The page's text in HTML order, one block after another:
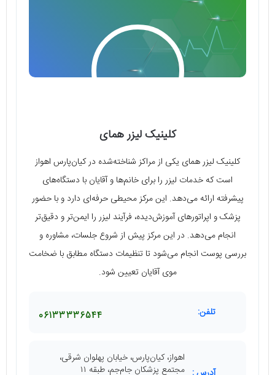
کلینیک لیزر همای
کلینیک لیزر همای یکی از مراکز شناخته‌شده در کیان‌پارس اهواز
است که خدمات لیزر را برای خانم‌ها و آقایان با دستگاه‌های
پیشرفته ارائه می‌دهد. این مرکز محیطی حرفه‌ای دارد و با حضور
پزشک و اپراتورهای آموزش‌دیده، فرآیند لیزر را ایمن‌تر و دقیق‌تر
انجام می‌دهد. در این مرکز پیش از شروع جلسات، مشاوره و
بررسی پوست انجام می‌شود تا تنظیمات دستگاه مطابق با ضخامت
موی آقایان تعیین شود.
تلفن: 06133336544
اهواز، کیان‌پارس، خیابان پهلوان شرقی،
مجتمع پزشکان جام‌جم، طبقه ۱۱